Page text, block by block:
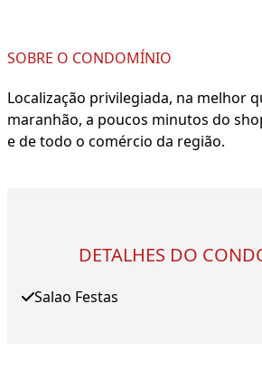
SOBRE O CONDOMÍNIO
Localização privilegiada, na melhor
maranhão, a poucos minutos do
e de todo o comércio da região.
DETALHES DO
Salao Festas